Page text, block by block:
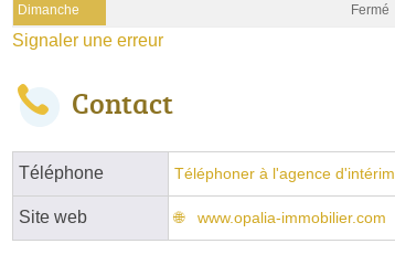
Dimanche Fermé
Signaler une erreur
Contact
Téléphone Téléphoner à l'agence d'intérim
Site web www.opalia-immobilier.com